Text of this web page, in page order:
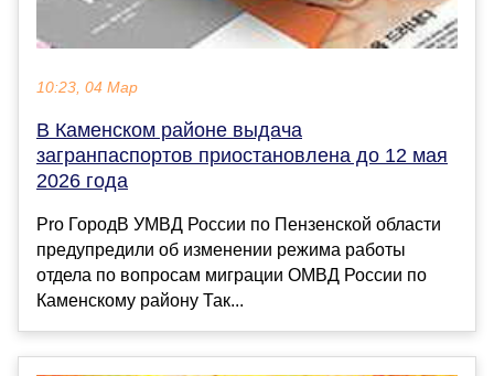
10:23, 04 Мар
В Каменском районе выдача
загранпаспортов приостановлена до 12 мая
2026 года
Pro ГородВ УМВД России по Пензенской области
предупредили об изменении режима работы
отдела по вопросам миграции ОМВД России по
Каменскому району Так...